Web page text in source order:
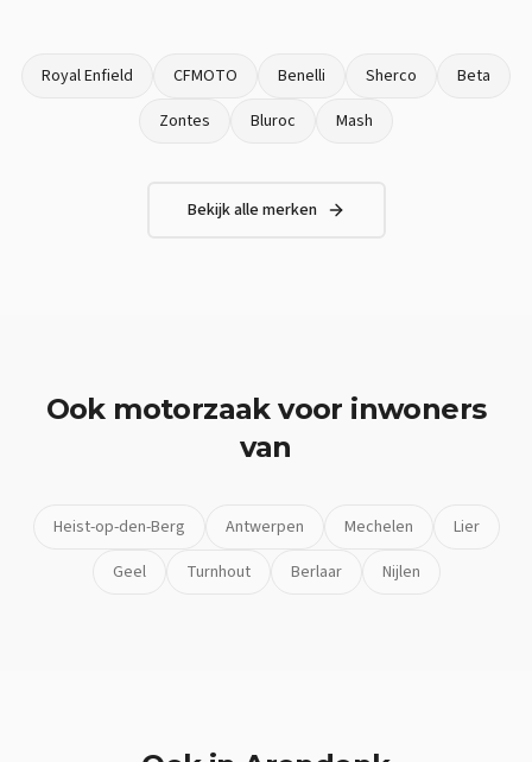
Royal Enfield CFMOTO Benelli Sherco
Beta
Zontes
Bluroc Mash
Bekijk alle merken
Ook motorzaakvoor inwoners
van
Heist-op-den-Berg Antwerpen Mechelen
Lier
Geel
Turnhout Berlaar Nijlen